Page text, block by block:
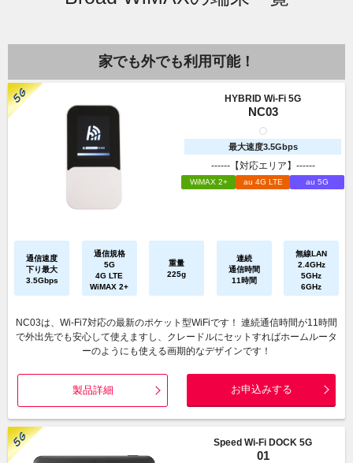
家でも外でも利用可能！
HYBRID Wi-Fi 5G
NC03
最大速度3.5Gbps
------【対応エリア】------
WiMAX 2+ au 4G LTE au 5G
通信速度
下り最大
3.5Gbps
通信規格
5G
4G LTE
WiMAX 2+
重量
225g
連続
通信時間
11時間
無線LAN
2.4GHz
5GHz
6GHz
NC03は、Wi-Fi7対応の最新のポケット型WiFiです！ 連続通信時間が11時間
で外出先でも安心して使えますし、クレードルにセットすればホームルータ
ーのようにも使える画期的なデザインです！
製品詳細 お申込みする
Speed Wi-Fi DOCK 5G
01